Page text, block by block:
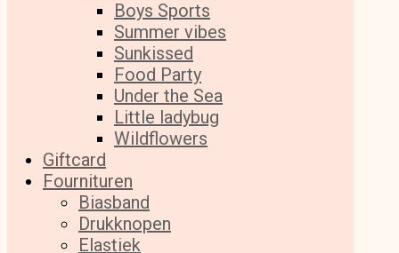
Boys Sports
Summer vibes
Sunkissed
Food Party
Under the Sea
Little ladybug
Wildflowers
Giftcard
Fournituren
Biasband
Drukknopen
Elastiek